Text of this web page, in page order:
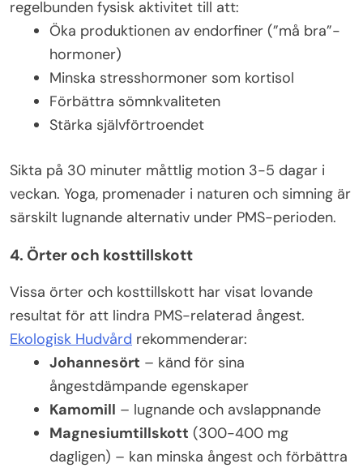
regelbunden fysisk aktivitet till att:
Öka produktionen av endorfiner (”må bra”-
hormoner)
Minska stresshormoner som kortisol
Förbättra sömnkvaliteten
Stärka självförtroendet
Sikta på 30 minuter måttlig motion 3-5 dagar i
veckan. Yoga, promenader i naturen och simning är
särskilt lugnande alternativ under PMS-perioden.
4. Örter och kosttillskott
Vissa örter och kosttillskott har visat lovande
resultat för att lindra PMS-relaterad ångest.
Ekologisk Hudvård rekommenderar:
Johannesört – känd för sina
ångestdämpande egenskaper
Kamomill – lugnande och avslappnande
Magnesiumtillskott (300-400 mg
dagligen) – kan minska ångest och förbättra